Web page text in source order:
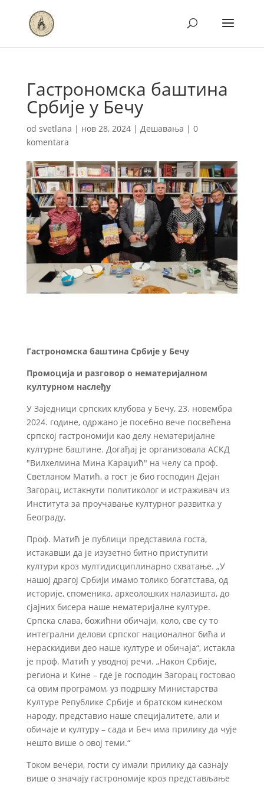
Гастрономска баштина
Србије у Бечу
od svetlana | нов 28, 2024| Дешавања | 0
komentara
Гастрономска баштина Србије у Бечу
Промоција и разговор о нематеријалном
културном наслеђу
У Заједници српских клубова у Бечу, 23. новембра
2024. године, одржано је посебно вече посвећена
српској гастрономији као делу нематеријалне
културне баштине. Догађај је организовала АСКД
"Вилхелмина Мина Караџић" на челу са проф.
Светланом Матић, а гост је био господин Дејан
Загорац, истакнути политиколог и истраживач из
Института за проучавање културног развитка у
Београду.
Проф. Матић је публици представила госта,
истакавши да је изузетно битно приступити
култури кроз мултидисциплинарно схватање. „У
нашој драгој Србији имамо толико богатстава, од
историје, споменика, археолошких налазишта, до
сјајних бисера наше нематеријалне културе.
Српска слава, божићни обичаји, коло, све су то
интегрални делови српског националног бића и
нераскидиви део наше културе и обичаја“, истакла
је проф. Матић у уводној речи. „Након Србије,
региона и Кине – где је господин Загорац гостовао
са овим програмом, уз подршку Министарства
Културе Републике Србије и братском кинеском
народу, представио наше специјалитете, али и
обичаје и културу – сада и Беч има прилику да чује
нешто више о овој теми.“
Током вечери, гости су имали прилику да сазнају
више о значају гастрономије кроз представљање